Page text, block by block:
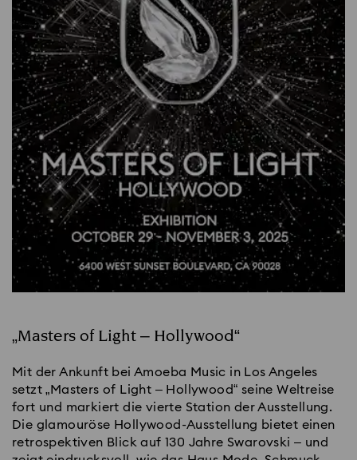
„Masters of Light – Hollywood“
Mit der Ankunft bei Amoeba Music in Los Angeles
setzt „Masters of Light – Hollywood“ seine Weltreise
fort und markiert die vierte Station der Ausstellung.
Die glamouröse Hollywood-Ausstellung bietet einen
retrospektiven Blick auf 130 Jahre Swarovski – und